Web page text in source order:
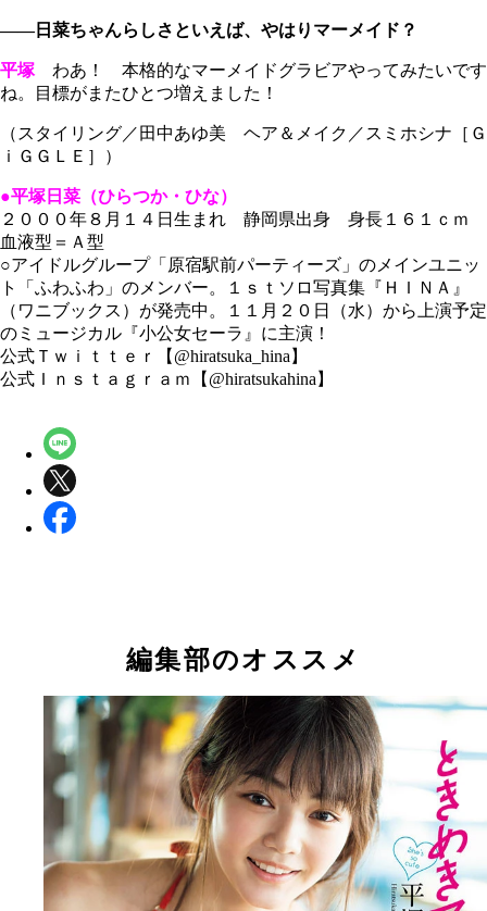
――日菜ちゃんらしさといえば、やはりマーメイド？
平塚わあ！ 本格的なマーメイドグラビアやってみたいです
ね。目標がまたひとつ増えました！
（スタイリング／田中あゆ美 ヘア＆メイク／スミホシナ［Ｇ
ｉＧＧＬＥ］）
●平塚日菜（ひらつか・ひな）
２０００年８月１４日生まれ 静岡県出身 身長１６１ｃｍ
血液型＝Ａ型
○アイドルグループ「原宿駅前パーティーズ」のメインユニッ
ト「ふわふわ」のメンバー。１ｓｔソロ写真集『ＨＩＮＡ』
（ワニブックス）が発売中。１１月２０日（水）から上演予定
のミュージカル『小公女セーラ』に主演！
公式Ｔｗｉｔｔｅｒ【@hiratsuka_hina】
公式Ｉｎｓｔａｇｒａｍ【@hiratsukahina】
編集部のオススメ